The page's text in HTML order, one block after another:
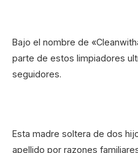
Bajo el nombre de
parte de estos limpiadores
seguidores.
Esta madre soltera de dos
apellido por razones